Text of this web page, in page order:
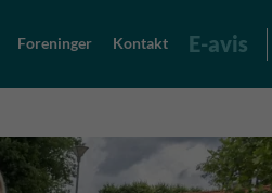
Foreninger Kontakt E-avis